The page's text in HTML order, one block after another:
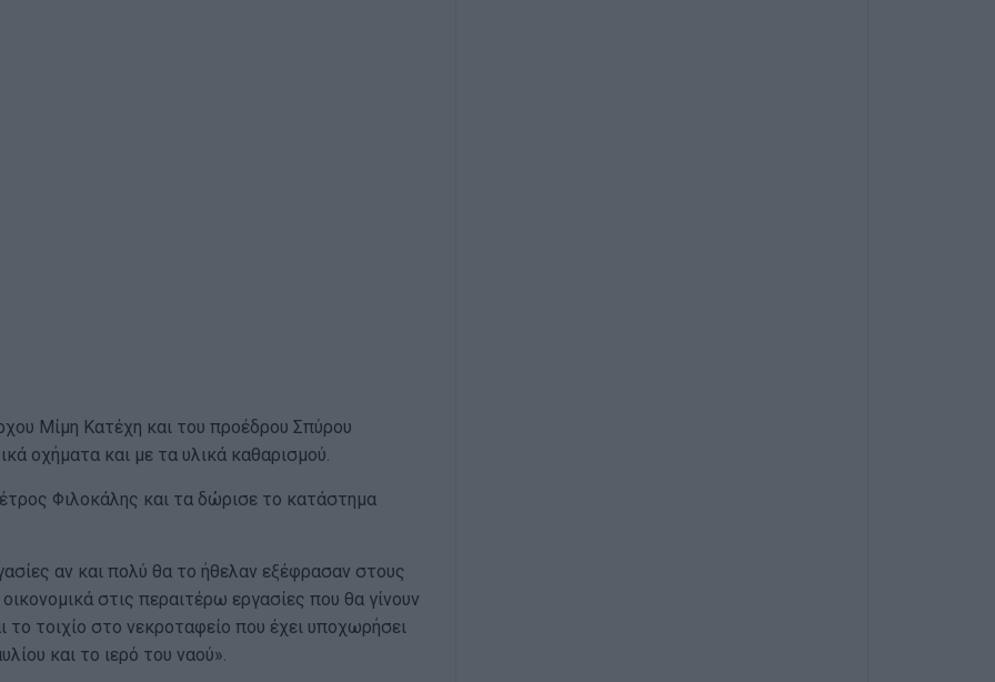
Μίμη Κατέχη και του προέδρου Σπύρου
οχήματα και με τα υλικά καθαρισμού.
Φιλοκάλης και τα δώρισε το κατάστημα
αν και πολύ θα το ήθελαν εξέφρασαν στους
στις περαιτέρω εργασίες που θα γίνουν
τοιχίο στο νεκροταφείο που έχει υποχωρήσει
και το ιερό του ναού».